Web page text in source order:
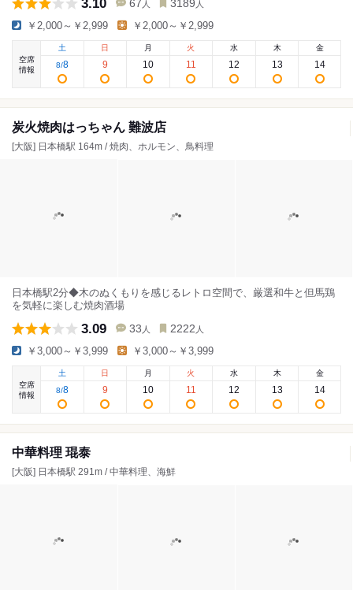
3.10 67 人 3189 人
￥2,000～￥2,999 ￥2,000～￥2,999
空席
情報
土
8/8
日
9
月
10
火
11
水
12
木
13
金
14
炭火焼肉はっちゃん 難波店
[大阪] 日本橋駅 164m / 焼肉、ホルモン、鳥料理
日本橋駅2分◆木のぬくもりを感じるレトロ空間で、厳選和牛と但馬鶏
を気軽に楽しむ焼肉酒場
3.09 33 人 2222 人
￥3,000～￥3,999 ￥3,000～￥3,999
空席
情報
土
8/8
日
9
月
10
火
11
水
12
木
13
金
14
中華料理 琨泰
[大阪] 日本橋駅 291m / 中華料理、海鮮